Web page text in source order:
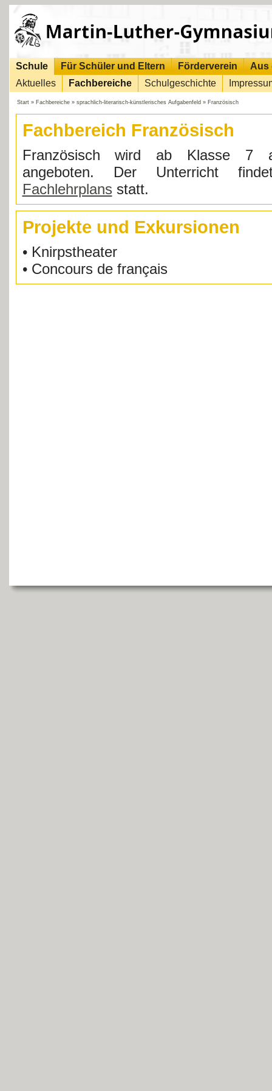
Schule Für Schüler und Eltern Förderverein
Aus
Aktuelles
Fachbereiche Schulgeschichte
Start» Fachbereiche» sprachlich-literarisch-künstlerisches Aufgabenfeld » Französisch
Fachbereich Französisch
Französisch wird ab Klasse 7
angeboten. Der Unterricht
Fachlehrplans statt.
Projekte und Exkursionen
• Knirpstheater
• Concours de français